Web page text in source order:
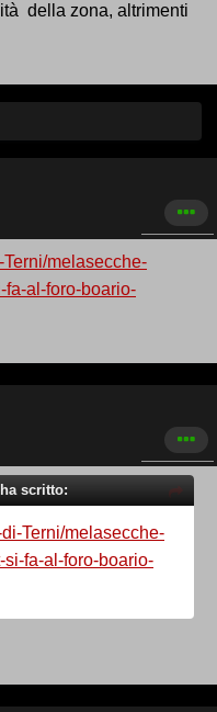
della zona, altrimenti
melasecche-
al-foro-boario-
ha scritto:
Terni/melasecche-
fa-al-foro-boario-